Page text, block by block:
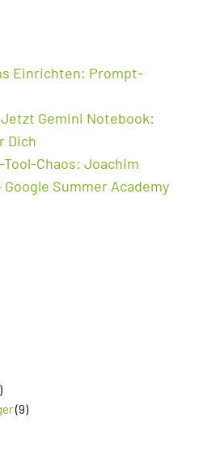
Einrichten: Prompt-
Gemini Notebook:
Dich
Chaos: Joachim
Summer Academy
(9)